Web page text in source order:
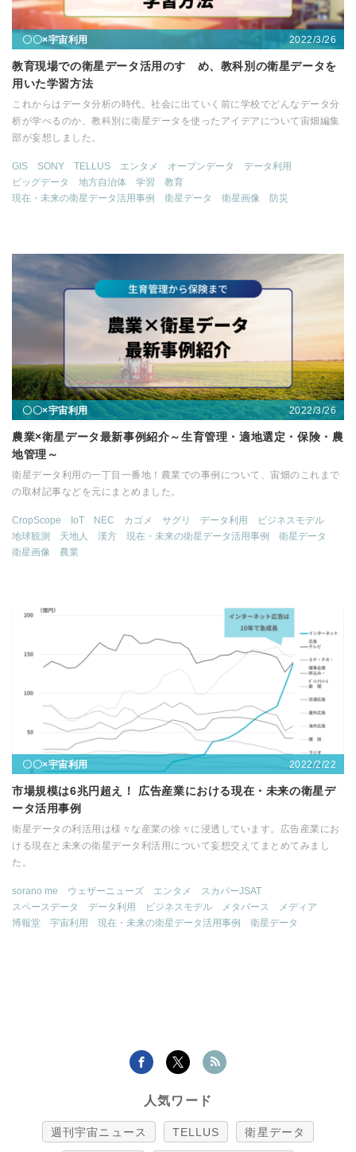
〇〇×宇宙利用 2022/3/26
教育現場での衛星データ活用のすゝめ、教科別の衛星データを
用いた学習方法
これからはデータ分析の時代。社会に出ていく前に学校でどんなデータ分
析が学べるのか、教科別に衛星データを使ったアイデアについて宙畑編集
部が妄想しました。
GIS SONY TELLUS エンタメ オープンデータ
データ利用
ビッグデータ
地方自治体 学習
教育
現在・未来の衛星データ活用事例
衛星データ 衛星画像 防災
〇〇×宇宙利用 2022/3/26
農業×衛星データ最新事例紹介～生育管理・適地選定・保険・農
地管理～
衛星データ利用の一丁目一番地！農業での事例について、宙畑のこれまで
の取材記事などを元にまとめました。
CropScope IoT NEC カゴメ サグリ データ利用
ビジネスモデル
地球観測
天地人 漢方 現在・未来の衛星データ活用事例
衛星データ
衛星画像
農業
〇〇×宇宙利用 2022/2/22
市場規模は6兆円超え！ 広告産業における現在・未来の衛星デ
ータ活用事例
衛星データの利活用は様々な産業の徐々に浸透しています。広告産業にお
ける現在と未来の衛星データ利活用について妄想交えてまとめてみまし
た。
sorano me ウェザーニューズ エンタメ
スカパーJSAT
スペースデータ
データ利用 ビジネスモデル メタバース
メディア
博報堂
宇宙利用 現在・未来の衛星データ活用事例 衛星データ
人気ワード
週刊宇宙ニュース TELLUS 衛星データ